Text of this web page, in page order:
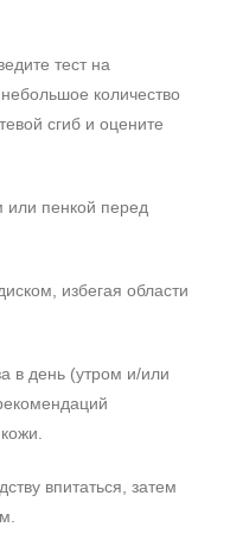
тест на
количество
сгиб и оцените
или пенкой перед
избегая области
в день (утром и/или
впитаться, затем